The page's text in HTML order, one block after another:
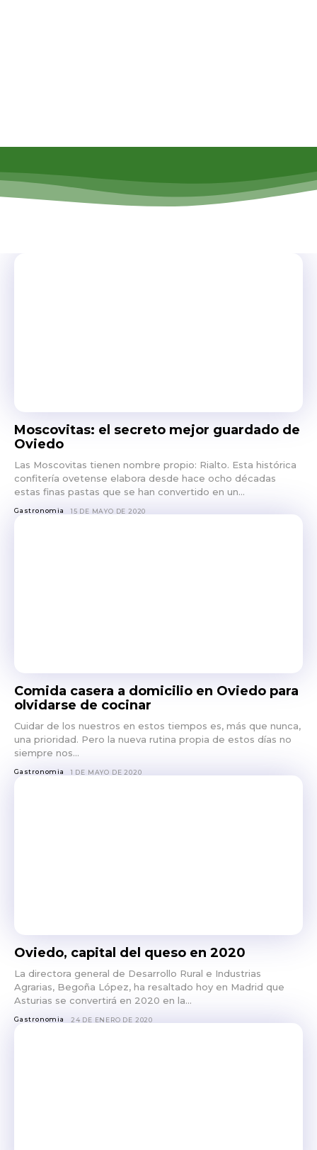
Moscovitas: el secreto mejor guardado de
Oviedo
Las Moscovitas tienen nombre propio: Rialto. Esta histórica
confitería ovetense elabora desde hace ocho décadas
estas finas pastas que se han convertido en un...
Gastronomia 15 DE MAYO DE 2020
Comida casera a domicilio en Oviedo para
olvidarse de cocinar
Cuidar de los nuestros en estos tiempos es, más que nunca,
una prioridad. Pero la nueva rutina propia de estos días no
siempre nos...
Gastronomia 1 DE MAYO DE 2020
Oviedo, capital del queso en 2020
La directora general de Desarrollo Rural e Industrias
Agrarias, Begoña López, ha resaltado hoy en Madrid que
Asturias se convertirá en 2020 en la...
Gastronomia 24 DE ENERO DE 2020